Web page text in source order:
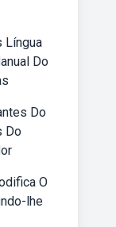
Língua
Do
Do
Do
O
lhe